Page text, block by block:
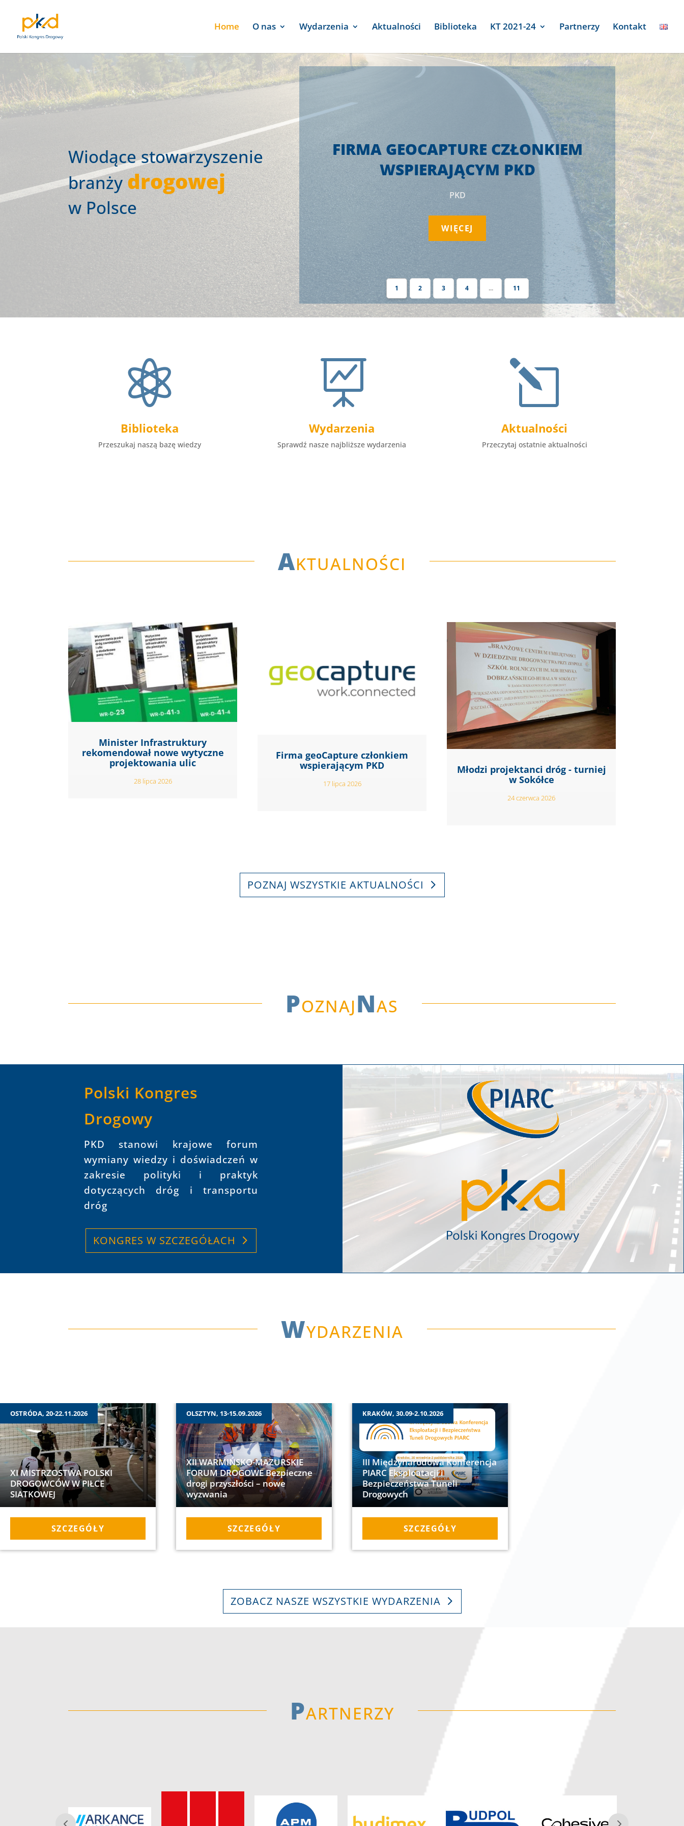
Home O nas Wydarzenia Aktualności Biblioteka KT 2021-24 Partnerzy Kontakt
Wiodące stowarzyszenie
branży drogowej
w Polsce
FIRMA GEOCAPTURE CZŁONKIEM
WSPIERAJĄCYM PKD
PKD
WIĘCEJ
1 2 3 4 ... 11

Biblioteka
Przeszukaj naszą bazę wiedzy

Wydarzenia
Sprawdź nasze najbliższe wydarzenia
l
Aktualności
Przeczytaj ostatnie aktualności
Aktualności
Minister Infrastruktury
rekomendował nowe wytyczne
projektowania ulic
28 lipca 2026
Firma geoCapture członkiem
wspierającym PKD
17 lipca 2026
Młodzi projektanci dróg - turniej
w Sokółce
24 czerwca 2026
POZNAJ WSZYSTKIE AKTUALNOŚCI
PoznajNas
Polski Kongres
Drogowy
PKD stanowi krajowe forum
wymiany wiedzy i doświadczeń w
zakresie polityki i praktyk
dotyczących dróg i transportu
dróg
KONGRES W SZCZEGÓŁACH
Wydarzenia
OSTRÓDA, 20-22.11.2026
XI MISTRZOSTWA POLSKI
DROGOWCÓW W PIŁCE
SIATKOWEJ
SZCZEGÓŁY
OLSZTYN, 13-15.09.2026
XII WARMIŃSKO-MAZURSKIE
FORUM DROGOWE Bezpieczne
drogi przyszłości – nowe
wyzwania
SZCZEGÓŁY
KRAKÓW, 30.09-2.10.2026
III Międzynarodowa Konferencja
PIARC Eksploatacji i
Bezpieczeństwa Tuneli
Drogowych
SZCZEGÓŁY
ZOBACZ NASZE WSZYSTKIE WYDARZENIA
Partnerzy